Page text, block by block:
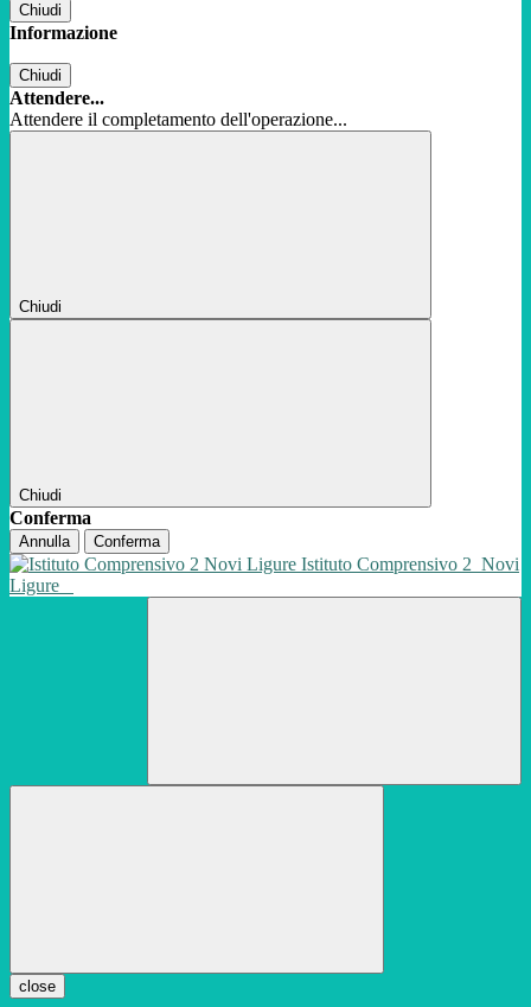
Chiudi
Informazione
Chiudi
Attendere...
Attendere il completamento dell'operazione...
Chiudi
Chiudi
Conferma
Annulla Conferma
Istituto Comprensivo 2 Novi
Ligure
close